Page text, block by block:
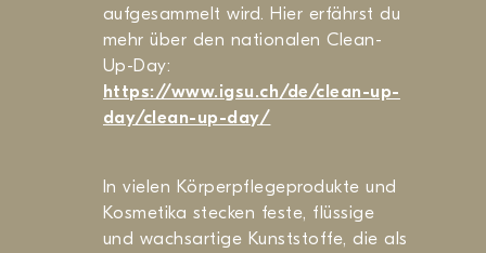
aufgesammelt wird. Hier erfährst du
mehr über den nationalen Clean-
Up-Day:
https://www.igsu.ch/de/clean-up-
day/clean-up-day/
In vielen Körperpflegeprodukte und
Kosmetika stecken feste, flüssige
und wachsartige Kunststoffe, die als